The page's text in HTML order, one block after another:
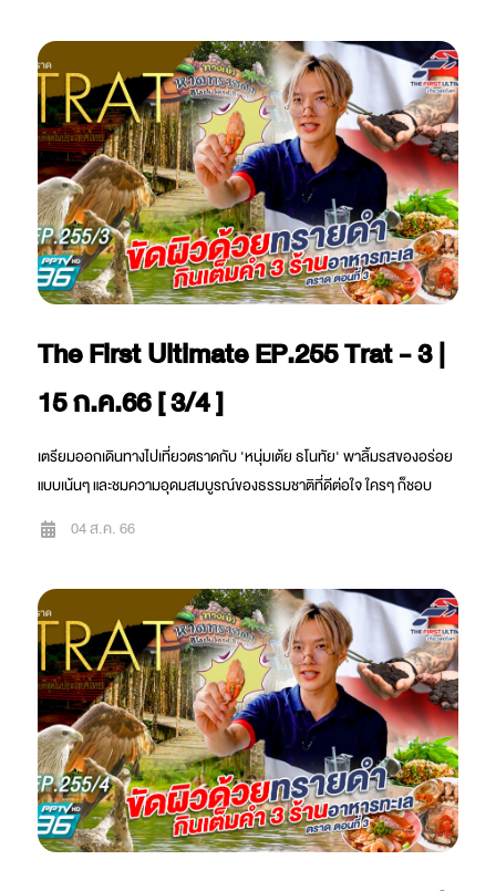
The First Ultimate EP.255 Trat - 3 |
15 ก.ค.66 [ 3/4 ]
เตรียมออกเดินทางไปเที่ยวตราดกับ 'หนุ่มเต้ย ธโนทัย' พาลิ้มรสของอร่อย
แบบเน้นๆ และชมความอุดมสมบูรณ์ของธรรมชาติที่ดีต่อใจ ใครๆ ก็ชอบ
04 ส.ค. 66